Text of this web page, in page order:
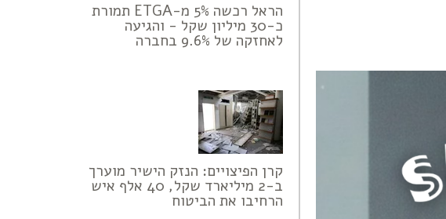
הראל רכשה 5% מ-ETGA תמורת
כ-30 מיליון שקל - והגיעה
לאחזקה של 9.6% בחברה
קרן הפיצויים: הנזק הישיר מוערך
ב-2 מיליארד שקל, 40 אלף איש
הרחיבו את הביטוח